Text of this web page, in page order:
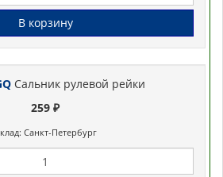
В корзину
Сальник рулевой рейки
259 ₽
Санкт-Петербург